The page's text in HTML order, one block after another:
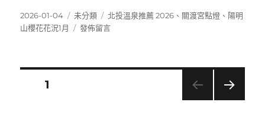
發
佈
2026-01-04
分
類
未分類
標
籤
北投溫泉推薦 2026 、 關渡宮點燈 、 陽明
山櫻花花況1月
在
發佈留言
頁次1